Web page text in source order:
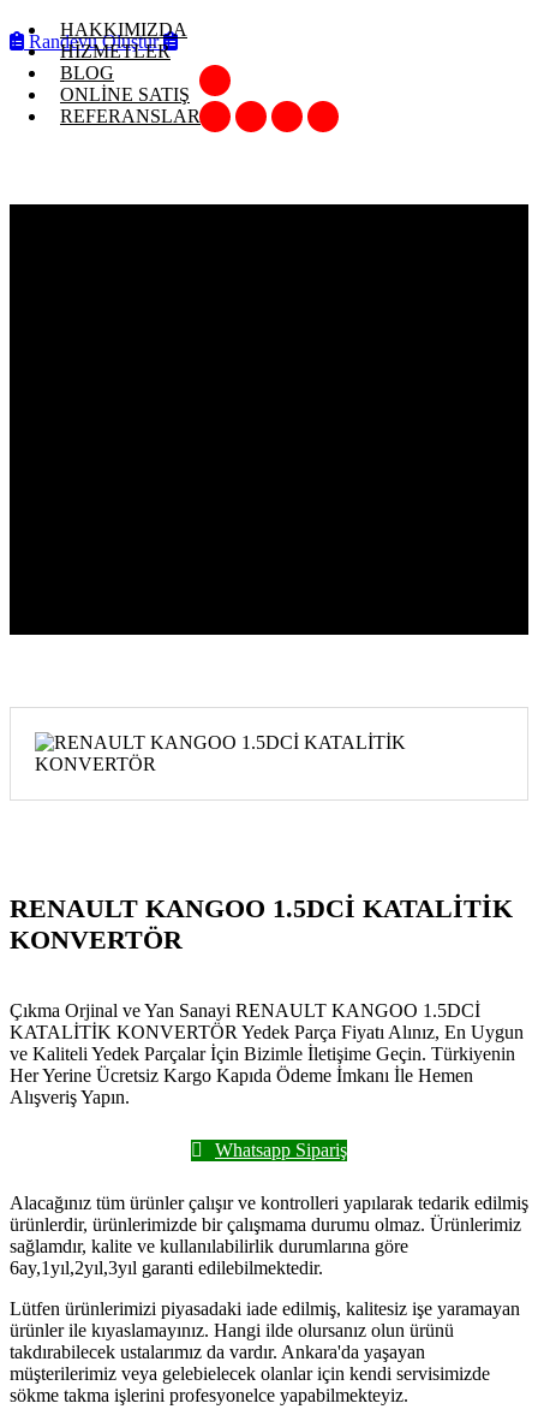
HAKKIMIZDA
HİZMETLER
BLOG
ONLİNE SATIŞ
REFERANSLAR
Randevu Oluştur
RENAULT KANGOO 1.5DCİ KATALİTİK
KONVERTÖR
Çıkma Orjinal ve Yan Sanayi RENAULT KANGOO 1.5DCİ
KATALİTİK KONVERTÖR Yedek Parça Fiyatı Alınız, En Uygun
ve Kaliteli Yedek Parçalar İçin Bizimle İletişime Geçin. Türkiyenin
Her Yerine Ücretsiz Kargo Kapıda Ödeme İmkanı İle Hemen
Alışveriş Yapın.
Whatsapp Sipariş
Alacağınız tüm ürünler çalışır ve kontrolleri yapılarak tedarik edilmiş
ürünlerdir, ürünlerimizde bir çalışmama durumu olmaz. Ürünlerimiz
sağlamdır, kalite ve kullanılabilirlik durumlarına göre
6ay,1yıl,2yıl,3yıl garanti edilebilmektedir.
Lütfen ürünlerimizi piyasadaki iade edilmiş, kalitesiz işe yaramayan
ürünler ile kıyaslamayınız. Hangi ilde olursanız olun ürünü
takdırabilecek ustalarımız da vardır. Ankara'da yaşayan
müşterilerimiz veya gelebielecek olanlar için kendi servisimizde
sökme takma işlerini profesyonelce yapabilmekteyiz.